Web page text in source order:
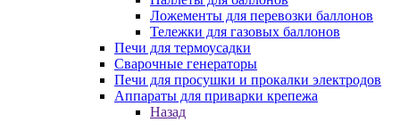
Ложементы для перевозки баллонов
Тележки для газовых баллонов
Печи для термоусадки
Сварочные генераторы
Печи для просушки и прокалки электродов
Аппараты для приварки крепежа
Назад